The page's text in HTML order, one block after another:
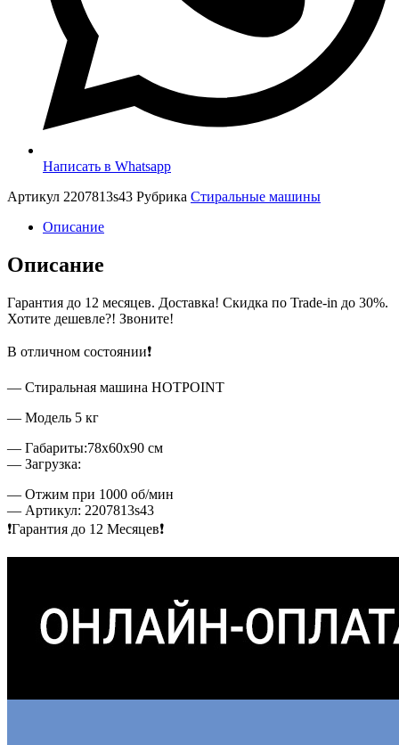
Написать в Whatsapp
Артикул 2207813s43 Рубрика Стиральные машины
Описание
Описание
Гарантия до 12 месяцев. Доставка! Скидка по Trade-in до 30%.
Хотите дешевле?! Звоните!
В отличном состоянии❗
— Стиральная машина HOTPOINT
— Модель 5 кг
— Габариты:78х60х90 см
— Загрузка:
— Отжим при 1000 об/мин
— Артикул: 2207813s43
❗Гарантия до 12 Месяцев❗